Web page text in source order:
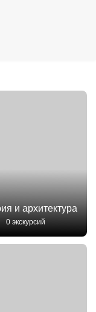
и архитектура
0 экскурсий